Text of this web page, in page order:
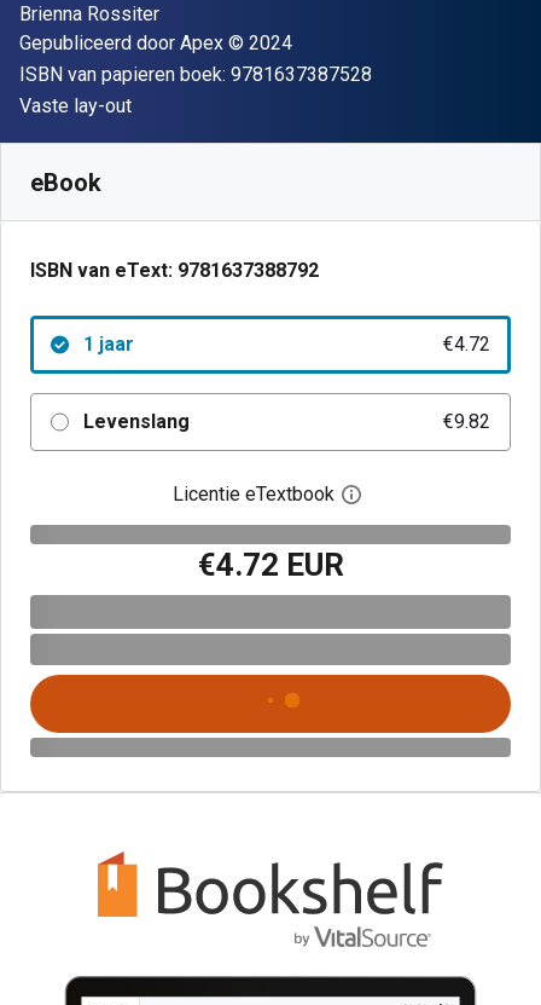
Auteur(s)
Brienna Rossiter
Uitgever
Gepubliceerd door Apex Copyright
© 2024
ISBN van papieren boek: 9781637387528
Indeling
Vaste lay-out
eBook
ISBN van eText: 9781637388792
1 jaar €4.72
Levenslang €9.82
Licentie eTextbook Open het
€4.72 EUR